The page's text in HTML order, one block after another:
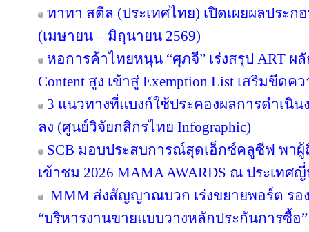
ทาทา สตีล (ประเทศไทย) เปิดเผยผลประก
(เมษายน – มิถุนายน 2569)
หอการค้าไทยหนุน “ศุภจี” เร่งสรุป ART
Content สูง เข้าสู่ Exemption List เสริมขีด
3 แนวทางที่แบงก์ใช้ประคองผลการดำเนิ
ลง (ศูนย์วิจัยกสิกรไทย Infographic)
SCB มอบประสบการณ์สุดเอ็กซ์คลูซีฟ พาผู้
เข้าชม 2026 MAMA AWARDS ณ ประเท
MMM ส่งสัญญาณบวก เร่งขยายพอร์ต รอ
“บริหารงานขายแบบวางหลักประกันการซื้อ